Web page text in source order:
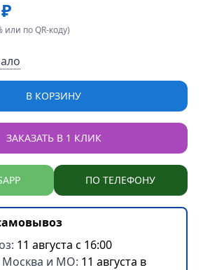
или по QR-коду)
В КОРЗИНУ
ЗАКАЗАТЬ В 1 КЛИК
ПО ТЕЛЕФОНУ
11 августа с 16:00
Москва и МО: 11 августа в